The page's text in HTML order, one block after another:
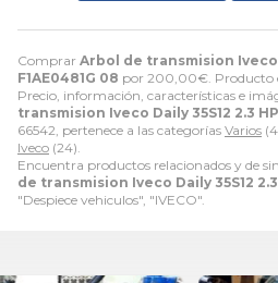
Comprar Arbol de transmision Iveco
F1AE0481G 08 por 200,00€ . Producto
Precio, información, características e
transmision Iveco Daily 35S12 2.3
66542, pertenece a las categorías Varios
Iveco (24).
Encuentra productos relacionados y de
de transmision Iveco Daily 35S12 2.3
"Despiece vehiculos", "IVECO".